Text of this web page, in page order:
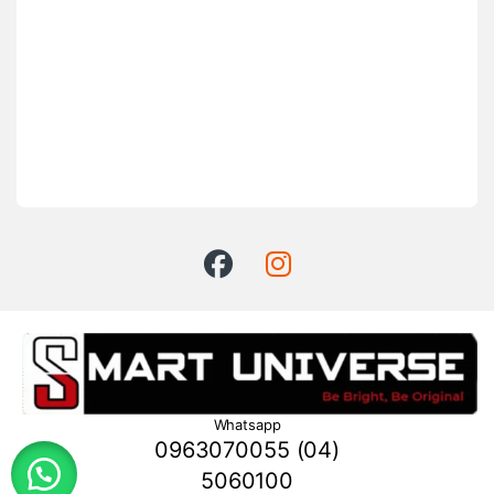
Whatsapp
0963070055 (04)
5060100